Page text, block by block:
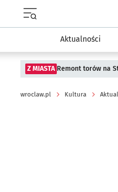
Aktualności
Z MIASTA Remont torów na
wroclaw.pl Kultura